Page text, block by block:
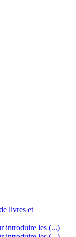
livres et
introduire les (...)